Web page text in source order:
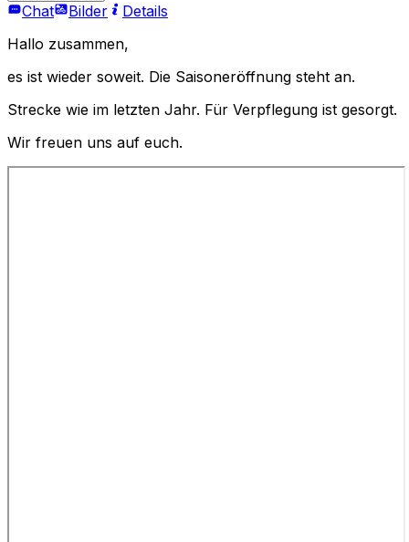
Chat Bilder
Details
Hallo zusammen,
es ist wieder soweit. Die Saisoneröffnung steht an.
Strecke wie im letzten Jahr. Für Verpflegung ist gesorgt.
Wir freuen uns auf euch.